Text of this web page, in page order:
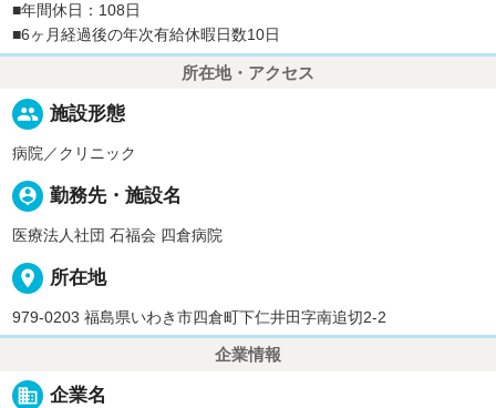
■年間休日：108日
■6ヶ月経過後の年次有給休暇日数10日
所在地・アクセス
people 施設形態
病院／クリニック
person_pin 勤務先・施設名
医療法人社団 石福会 四倉病院
place 所在地
979-0203 福島県いわき市四倉町下仁井田字南追切2-2
企業情報
business 企業名